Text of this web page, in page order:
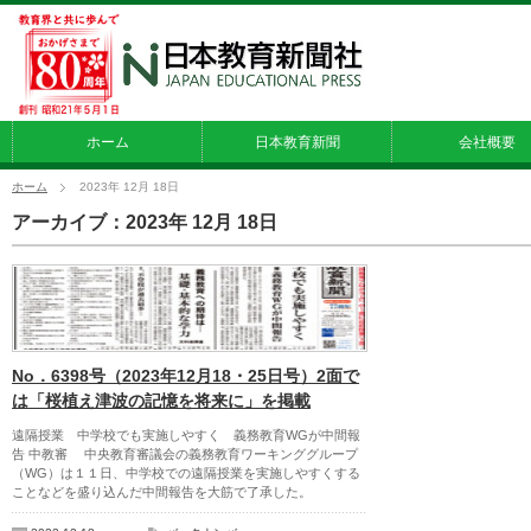
ホーム 日本教育新聞 会社概要
ホーム 2023年 12月 18日
アーカイブ：2023年 12月 18日
No．6398号（2023年12月18・25日号）2面で
は「桜植え津波の記憶を将来に」を掲載
遠隔授業 中学校でも実施しやすく 義務教育WGが中間報
告 中教審 中央教育審議会の義務教育ワーキンググループ
（WG）は１１日、中学校での遠隔授業を実施しやすくする
ことなどを盛り込んだ中間報告を大筋で了承した。